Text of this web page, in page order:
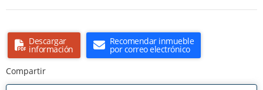
Descargar
información
Recomendar inmueble
por correo electrónico
Compartir